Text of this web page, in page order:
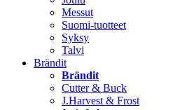
Messut
Suomi-tuotteet
Syksy
Talvi
Brändit
Brändit
Cutter & Buck
J.Harvest & Frost